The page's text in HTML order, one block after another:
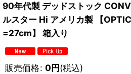
90年代製 デッドストック
ルスター Hi アメリカ製 【
=27cm】 箱入り
販売価格: 0円(税込)